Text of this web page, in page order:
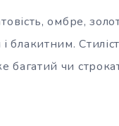
омбре,
багатий чи